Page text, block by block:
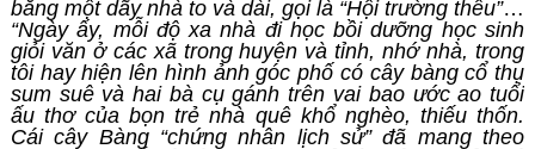
bằng một dãy nhà to và dài, gọi là “Hội trường thêu”…
“Ngày ấy, mỗi độ xa nhà đi học bồi dưỡng học sinh
giỏi văn ở các xã trong huyện và tỉnh, nhớ nhà, trong
tôi hay hiện lên hình ảnh góc phố có cây bàng cổ thụ
sum suê và hai bà cụ gánh trên vai bao ước ao tuổi
ấu thơ của bọn trẻ nhà quê khổ nghèo, thiếu thốn.
Cái cây Bàng “chứng nhân lịch sử” đã mang theo